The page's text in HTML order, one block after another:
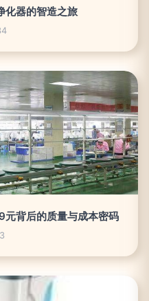
化器的智造之旅
背后的质量与成本密码